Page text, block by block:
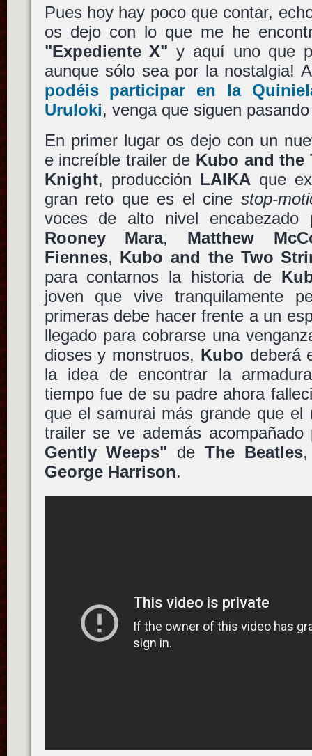
Pues hoy hay poco que contar,
os dejo con lo que me he
"Expediente X" y aquí uno que
aunque sólo sea por la nostalgia!
podéis participar en la
Uruloki, venga que siguen
En primer lugar os dejo con un
e increíble trailer de Kubo and the
Knight, producción LAIKAque
gran reto que es el cine stop-
voces de alto nivel
Rooney Mara, Matthew
Fiennes, Kubo and the Two
para contarnos la historia de
joven que vive tranquilamente
primeras debe hacer frente a un
llegado para cobrarse una
dioses y monstruos, Kubo deberá
la idea de encontrar la
tiempo fue de su padre ahora
que el samurai más grande que el
trailer se ve además
Gently Weeps" deThe Beatles
George Harrison.